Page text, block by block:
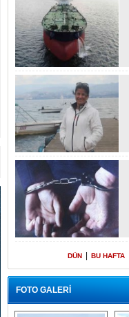
DÜN BU HAFTA
FOTO GALERİ